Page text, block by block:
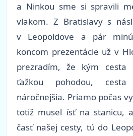
a Ninkou sme si spravili
vlakom. Z Bratislavy s
v Leopoldove a pár
koncom prezentácie už v
prezradím, že kým cesta
ťažkou pohodou,
náročnejšia. Priamo počas
totiž musel ísť na stanicu,
časť našej cesty, tú do